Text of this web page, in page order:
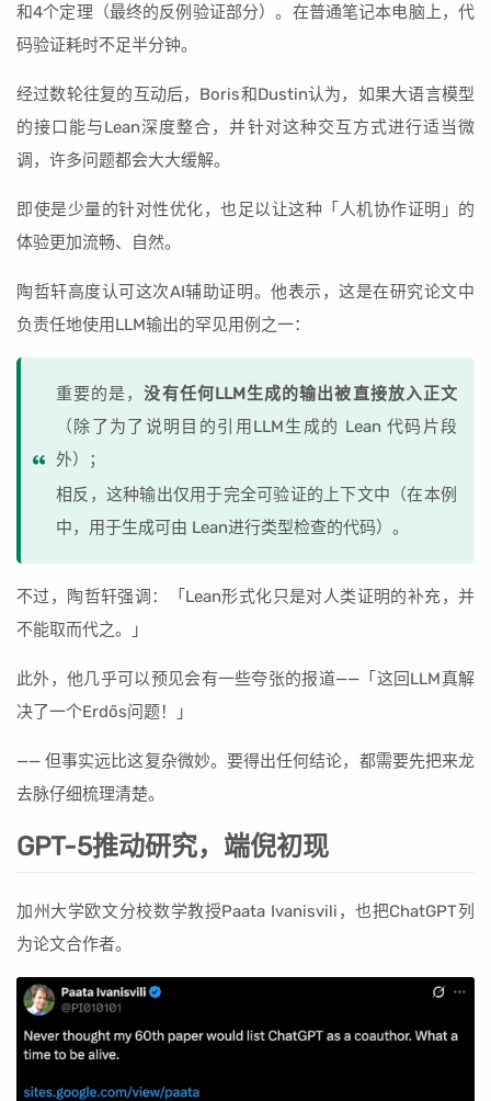
和4个定理（最终的反例验证部分）。在普通笔记本电脑上，代
码验证耗时不足半分钟。
经过数轮往复的互动后，Boris和Dustin认为，如果大语言模型
的接口能与Lean深度整合，并针对这种交互方式进行适当微
调，许多问题都会大大缓解。
即使是少量的针对性优化，也足以让这种「人机协作证明」的
体验更加流畅、自然。
陶哲轩高度认可这次AI辅助证明。他表示，这是在研究论文中
负责任地使用LLM输出的罕见用例之一：
重要的是，没有任何LLM生成的输出被直接放入正文
（除了为了说明目的引用LLM生成的 Lean 代码片段
外）；
相反，这种输出仅用于完全可验证的上下文中（在本例
中，用于生成可由 Lean进行类型检查的代码）。
不过，陶哲轩强调：「Lean形式化只是对人类证明的补充，并
不能取而代之。」
此外，他几乎可以预见会有一些夸张的报道——「这回LLM真解
决了一个Erdős问题！」
—— 但事实远比这复杂微妙。要得出任何结论，都需要先把来龙
去脉仔细梳理清楚。
GPT-5推动研究，端倪初现
加州大学欧文分校数学教授Paata Ivanisvili，也把ChatGPT列
为论文合作者。